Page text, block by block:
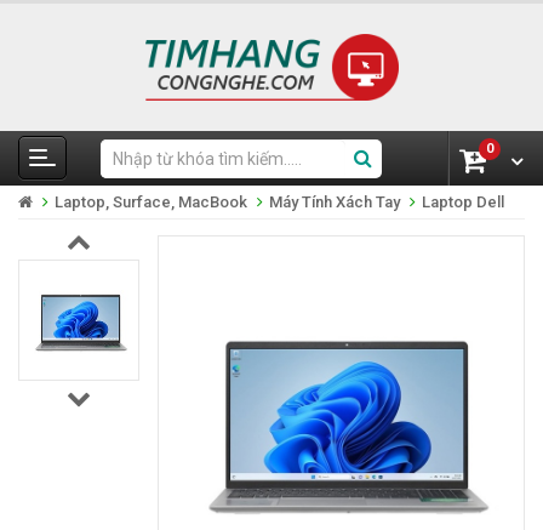
0
Laptop, Surface, MacBook Máy Tính Xách Tay Laptop Dell